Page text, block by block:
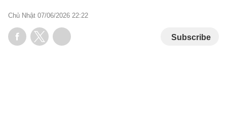
Chủ Nhật 07/06/2026 22:22
Subscribe